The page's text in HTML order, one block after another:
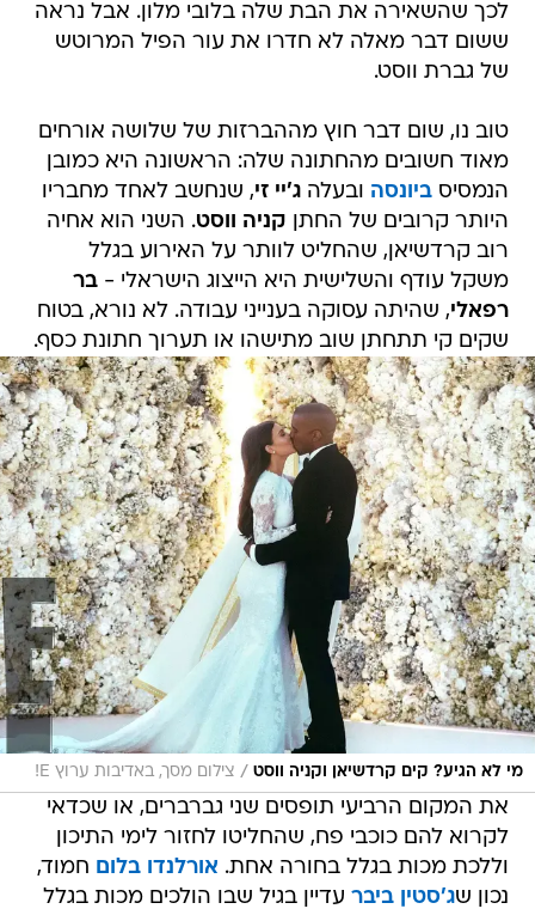
של גברת ווסט.
טוב נו, שום דבר חוץ מההברזות של שלושה אורחים
הנמסיסביונסהובעלהג'יי זי, שנחשב לאחד מחבריו
היותר קרובים של החתן קניה ווסט. השני הוא אחיה
רוב קרדשיאן, שהחליט לוותר על האירוע בגלל
משקל עודף והשלישית היא הייצוג הישראלי - בר
רפאלי, שהיתה עסוקה בענייני עבודה. לא נורא, בטוח
שקים קי תתחתן שוב מתישהו או תערוך חתונת כסף.
מי לא הגיע? קים קרדשיאן וקניה ווסט / צילום מסך, באדיבות ערוץ E!
את המקום הרביעי תופסים שני גברברים, או שכדאי
לקרוא להם כוכבי פח, שהחליטו לחזור לימי התיכון
וללכת מכות בגלל בחורה אחת.אורלנדו בלוםחמוד,
נכון שג'סטין ביבר עדיין בגיל שבו הולכים מכות בגלל
בחורות (אפילו כשקוראים להןמירנדה קר), אבל
אתה. נו, שחקן מוערך, חתיך הורס, גבר שכל בחורה